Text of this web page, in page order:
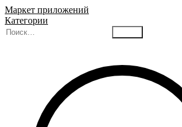
Маркет приложений
Категории